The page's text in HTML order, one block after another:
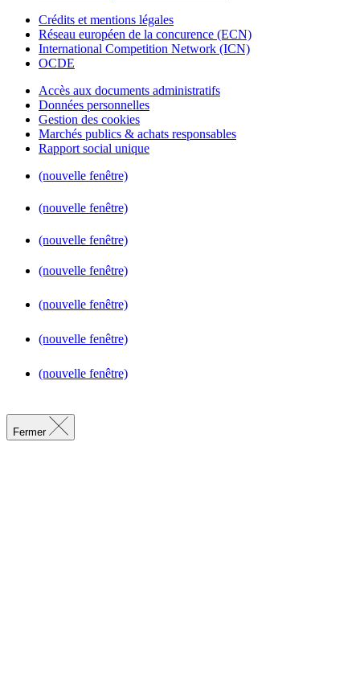
Crédits et mentions légales
Réseau européen de la concurence (ECN)
International Competition Network (ICN)
OCDE
Accès aux documents administratifs
Données personnelles
Gestion des cookies
Marchés publics & achats responsables
Rapport social unique
(nouvelle fenêtre)
(nouvelle fenêtre)
(nouvelle fenêtre)
(nouvelle fenêtre)
(nouvelle fenêtre)
(nouvelle fenêtre)
(nouvelle fenêtre)
Fermer